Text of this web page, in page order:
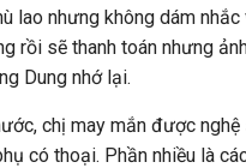
lao nhưng không dám
rồi sẽ thanh toán nhưng
Dung nhớ lại.
chị may mắn được
có thoại. Phần nhiều là